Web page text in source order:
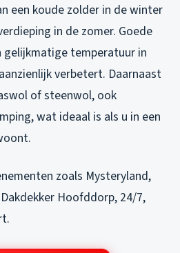
een koude zolder in de winter
in de zomer. Goede
temperatuur in
verbetert. Daarnaast
of steenwol, ook
wat ideaal is als u in een
zoals Mysteryland,
Hoofddorp, 24/7,